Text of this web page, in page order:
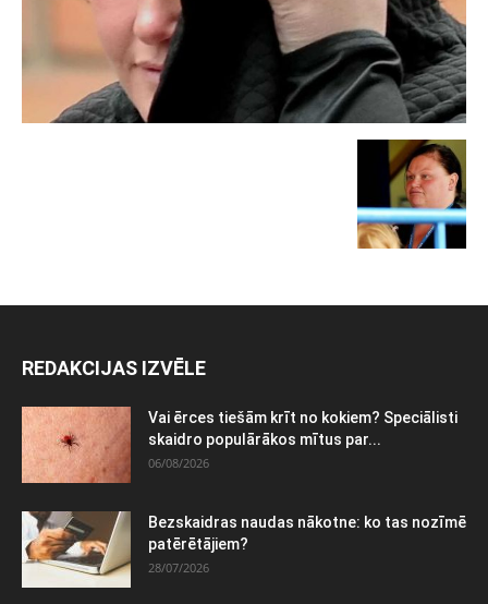
REDAKCIJAS IZVĒLE
Vai ērces tiešām krīt no kokiem? Speciālisti
skaidro populārākos mītus par...
06/08/2026
Bezskaidras naudas nākotne: ko tas nozīmē
patērētājiem?
28/07/2026